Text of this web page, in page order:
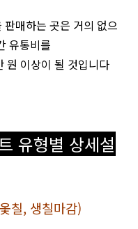
매하는 곳은 거의 없으
유통비를
원 이상이 될 것입니다
유형별 상세설
칠, 생칠마감)